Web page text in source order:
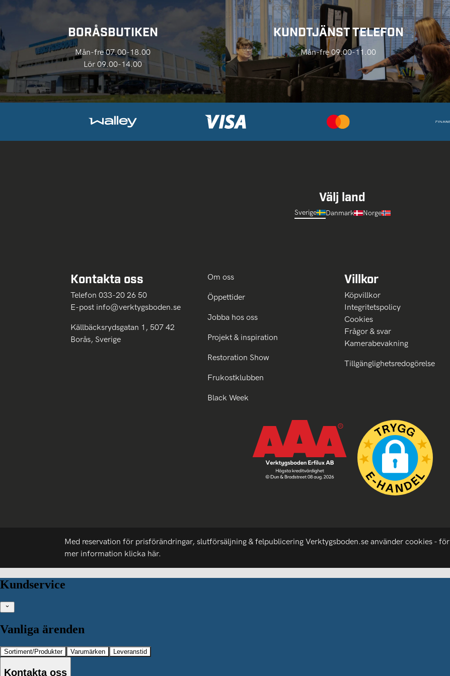
BORÅSBUTIKEN
Mån-fre 07.00-18.00
Lör 09.00-14.00
KUNDTJÄNST TELEFON
Mån-fre 09.00-11.00
Välj land
Sverige Danmark Norge
Kontakta oss
Telefon 033-20 26 50
E-post info@verktygsboden.se
Källbäcksrydsgatan 1, 507 42
Borås, Sverige
Om oss
Öppettider
Jobba hos oss
Projekt & inspiration
Restoration Show
Frukostklubben
Black Week
Villkor
Köpvillkor
Integritetspolicy
Cookies
Frågor & svar
Kamerabevakning
Tillgänglighetsredogörelse
Med reservation för prisförändringar, slutförsäljning & felpublicering Verktygsboden.se använder cookies - för
mer information klicka här.